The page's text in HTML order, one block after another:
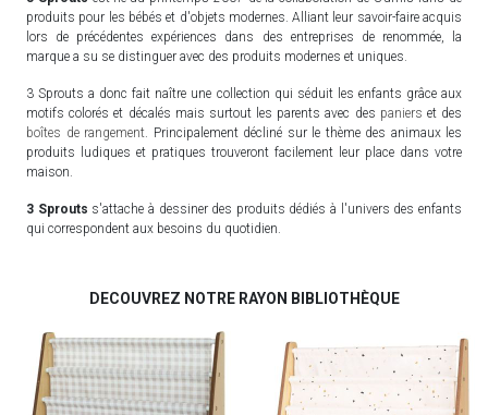
produits pour les bébés et d'objets modernes. Alliant leur savoir-faire acquis
lors de précédentes expériences dans des entreprises de renommée, la
marque a su se distinguer avec des produits modernes et uniques.
3 Sprouts a donc fait naître une collection qui séduit les enfants grâce aux
motifs colorés et décalés mais surtout les parents avec des paniers et des
boîtes de rangement . Principalement décliné sur le thème des animaux les
produits ludiques et pratiques trouveront facilement leur place dans votre
maison.
3 Sprouts s'attache à dessiner des produits dédiés à l'univers des enfants
qui correspondent aux besoins du quotidien.
DECOUVREZ NOTRE RAYON BIBLIOTHÈQUE